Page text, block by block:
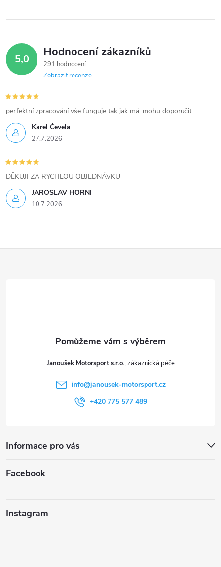
v
k
v
ý
p
i
s
u
5,0 Hodnocení zákazníků
291 hodnocení
Zobrazit recenze
Karel Čevela
27.7.2026
perfektní zpracování vše funguje tak jak má, mohu doporučit
JAROSLAV HORNI
10.7.2026
DĚKUJI ZA RYCHLOU OBJEDNÁVKU
Janoušek Motorsport s.r.o.
info@janousek-motorsport.cz
+420 775 577 489
Informace pro vás
Facebook
Instagram